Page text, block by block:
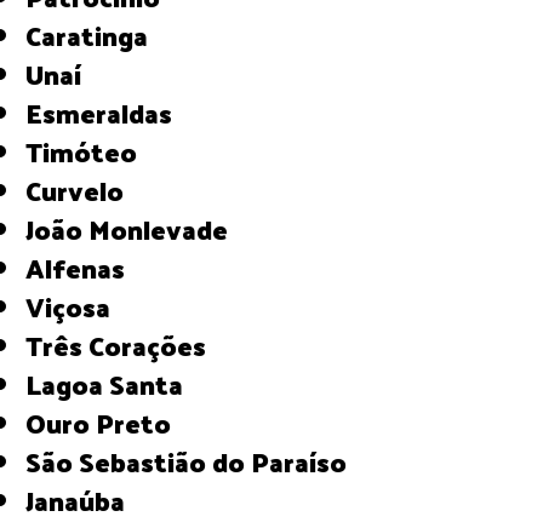
Caratinga
Unaí
Esmeraldas
Timóteo
Curvelo
João Monlevade
Alfenas
Viçosa
Três Corações
Lagoa Santa
Ouro Preto
São Sebastião do Paraíso
Janaúba